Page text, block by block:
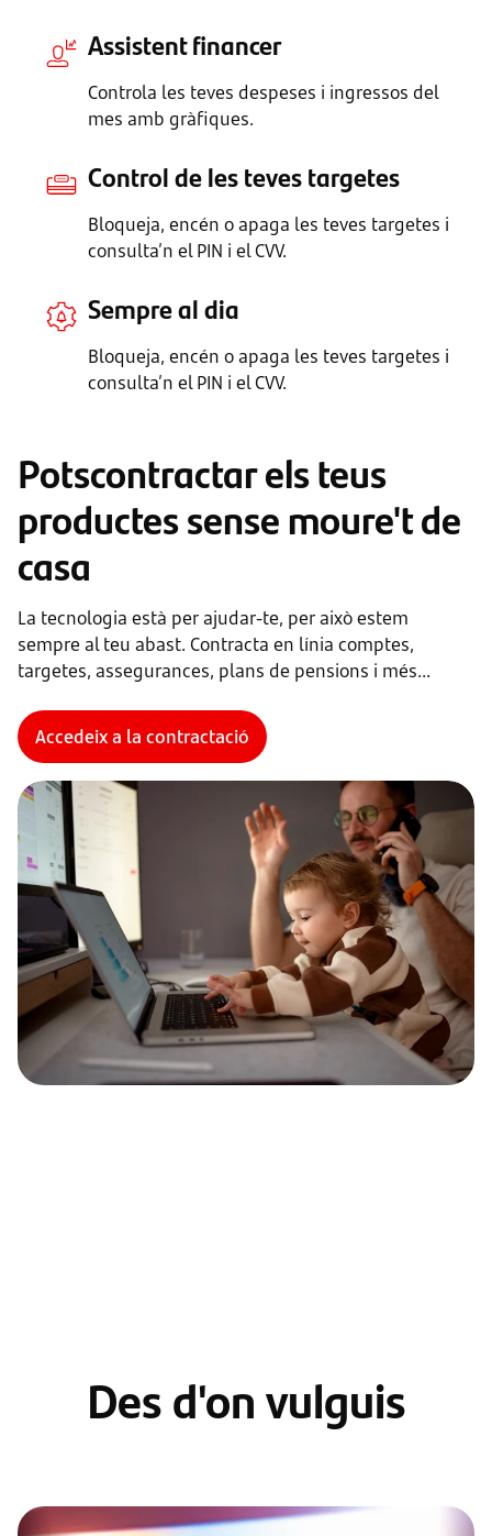
Assistent financer
Controla les teves despeses i ingressos del
mes amb gràfiques.
Control de les teves targetes
Bloqueja, encén o apaga les teves targetes i
consulta’n el PIN i el CVV.
Sempre al dia
Bloqueja, encén o apaga les teves targetes i
consulta’n el PIN i el CVV.
Potscontractar els teus
productes sense moure't de
casa
La tecnologia està per ajudar-te, per això estem
sempre al teu abast. Contracta en línia comptes,
targetes, assegurances, plans de pensions i més...
Accedeix a la contractació
Des d'on vulguis